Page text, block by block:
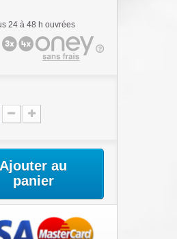
24 à 48 h ouvrées
Ajouter au
panier